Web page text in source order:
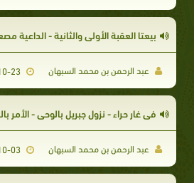
بيعتا العقبة الأولى والثانية - الداعية مصعب بن
عبد الرحمن بن محمد السبهان 2014-10-23
في غار حراء - نزول جبريل بالوحي - الأمر
عبد الرحمن بن محمد السبهان 2014-10-03